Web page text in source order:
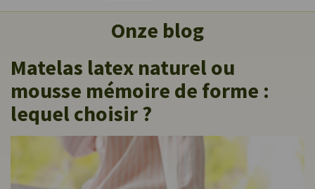
Onze blog
Matelas latex naturel ou
mousse mémoire de forme :
lequel choisir ?